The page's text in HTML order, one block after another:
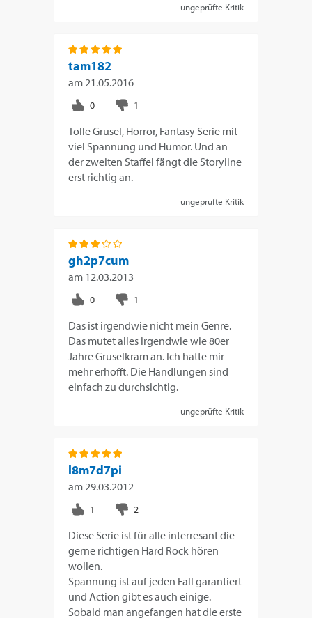
ungeprüfte Kritik
tam182
am 21.05.2016
Tolle Grusel, Horror, Fantasy Serie mit
viel Spannung und Humor. Und an
der zweiten Staffel fängt die Storyline
erst richtig an.
ungeprüfte Kritik
gh2p7cum
am 12.03.2013
Das ist irgendwie nicht mein Genre.
Das mutet alles irgendwie wie 80er
Jahre Gruselkram an. Ich hatte mir
mehr erhofft. Die Handlungen sind
einfach zu durchsichtig.
ungeprüfte Kritik
l8m7d7pi
am 29.03.2012
Diese Serie ist für alle interresant die
gerne richtigen Hard Rock hören
wollen.
Spannung ist auf jeden Fall garantiert
und Action gibt es auch einige.
Sobald man angefangen hat die erste